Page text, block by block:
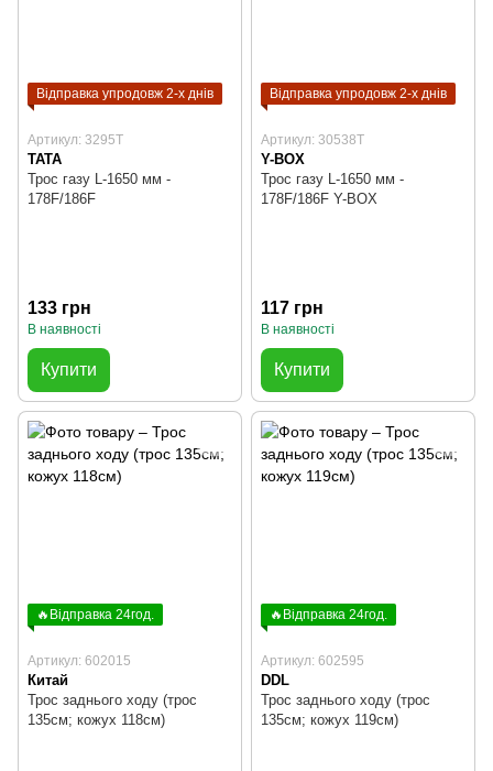
Відправка упродовж 2-х днів
Артикул: 3295T
TATA
Трос газу L-1650 мм -
178F/186F
133 грн
В наявності
Купити
Відправка упродовж 2-х днів
Артикул: 30538T
Y-BOX
Трос газу L-1650 мм -
178F/186F Y-BOX
117 грн
В наявності
Купити
🔥Відправка 24год.
Артикул: 602015
Китай
Трос заднього ходу (трос
135см; кожух 118см)
🔥Відправка 24год.
Артикул: 602595
DDL
Трос заднього ходу (трос
135см; кожух 119см)